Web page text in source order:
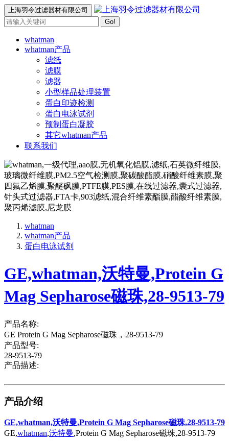
上海羽令过滤器材有限公司
Go!
whatman
whatman产品
滤纸
滤膜
滤器
小型样品处理装置
蛋白印迹检测
蛋白电泳试剂
预制蛋白凝胶
其它whatman产品
联系我们
whatman
whatman产品
蛋白电泳试剂
GE,whatman,沃特曼,Protein G
Mag Sepharose磁珠,28-9513-79
产品名称:
GE Protein G Mag Sepharose磁珠，28-9513-79
产品型号:
28-9513-79
产品描述:
产品介绍
GE,whatman,沃特曼,Protein G Mag Sepharose磁珠,28-9513-79
GE,whatman,沃特曼,Protein G Mag Sepharose磁珠,28-9513-79